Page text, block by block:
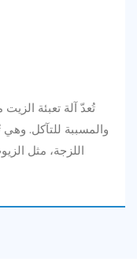
تُعدّ آلة تعبئة
والمسببة للتآكل.
اللزجة، مثل